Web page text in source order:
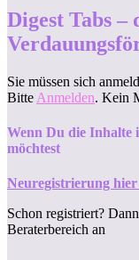
Digest Tabs –
Sie müssen sich
Bitte Anmelden. Kein
Wenn Du die Inhalte
möchtest
Neuregistrierung
Schon registriert?
Beraterbereich an